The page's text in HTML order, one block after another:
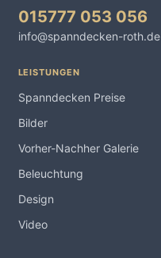
015777 053 056
info@spanndecken-roth.de
LEISTUNGEN
Spanndecken Preise
Bilder
Vorher-Nachher Galerie
Beleuchtung
Design
Video